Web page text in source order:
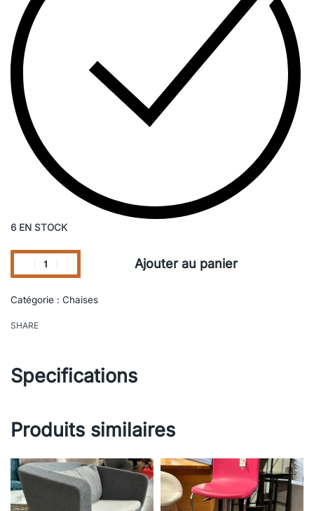
6 EN STOCK
Ajouter au panier
Catégorie : Chaises
SHARE
Specifications
Produits similaires